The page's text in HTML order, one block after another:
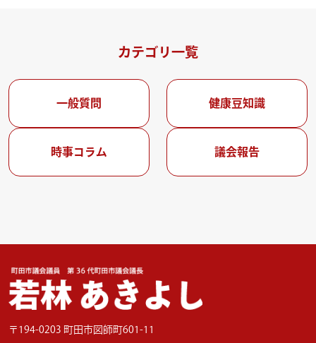
カテゴリ一覧
一般質問 健康豆知識
時事コラム 議会報告
〒194-0203 町田市図師町601-11